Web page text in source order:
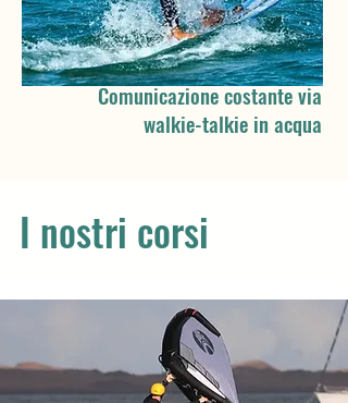
Comunicazione costante via
walkie-talkie in acqua
I nostri corsi